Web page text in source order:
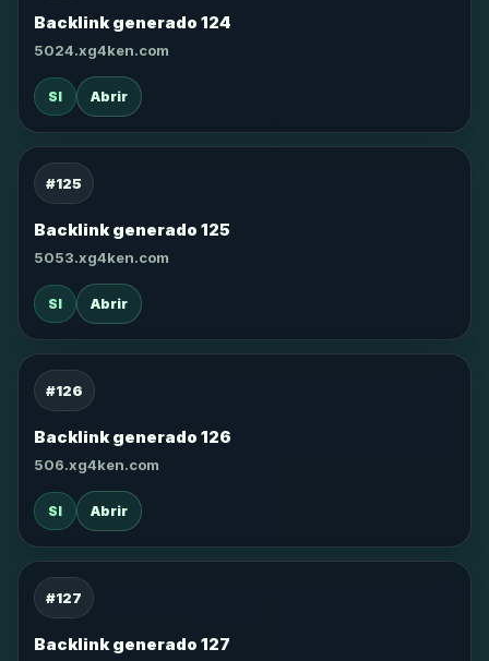
Backlink generado 124
5024.xg4ken.com
SI Abrir
#125
Backlink generado 125
5053.xg4ken.com
SI Abrir
#126
Backlink generado 126
506.xg4ken.com
SI Abrir
#127
Backlink generado 127